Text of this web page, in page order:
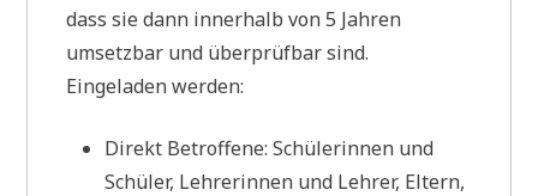
dass sie dann innerhalb von 5 Jahren
umsetzbar und überprüfbar sind.
Eingeladen werden:
Direkt Betroffene: Schülerinnen und
Schüler, Lehrerinnen und Lehrer, Eltern,